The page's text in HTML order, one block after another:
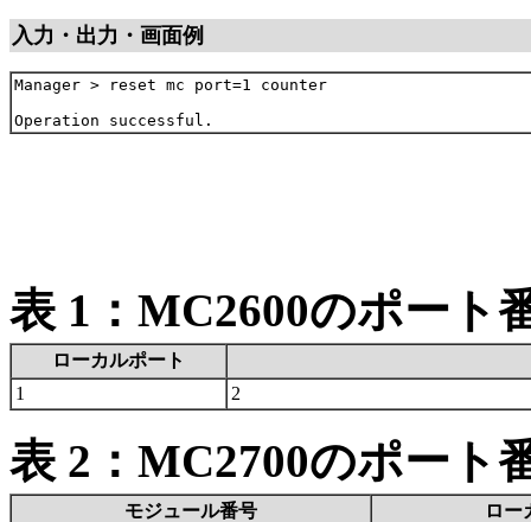
入力・出力・画面例
Manager > reset mc port=1 counter
表 1：MC2600のポート
ローカルポート
1
2
表 2：MC2700のポート
モジュール番号
ロー